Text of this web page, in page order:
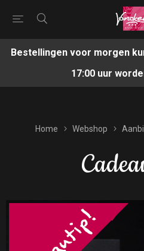
Bestellingen voor morgen
17:00 uur
Home Webshop